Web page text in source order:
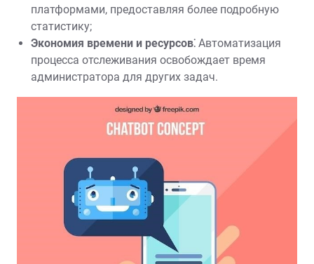
платформами, предоставляя более подробную
статистику;
Экономия времени и ресурсов⁚ Автоматизация
процесса отслеживания освобождает время
администратора для других задач.